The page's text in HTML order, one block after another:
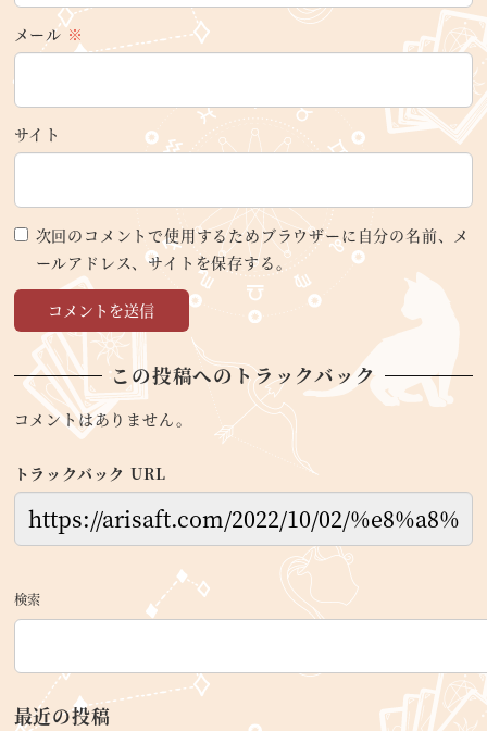
メール※
サイト
次回のコメントで使用するためブラウザーに自分の名前、メ
ールアドレス、サイトを保存する。
この投稿へのトラックバック
コメントはありません。
トラックバック URL
検索
最近の投稿